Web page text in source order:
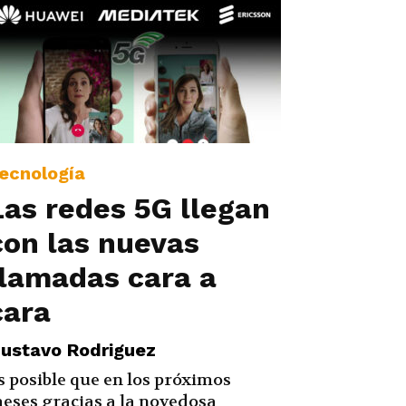
redes 5G llegan
las nuevas
cara a
Rodriguez
posible que en los próximos